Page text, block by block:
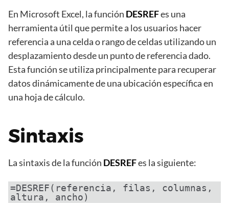
En Microsoft Excel, la función DESREFes una
herramienta útil que permite a los usuarios hacer
referencia a una celda o rango de celdas utilizando un
desplazamiento desde un punto de referencia dado.
Esta función se utiliza principalmente para recuperar
datos dinámicamente de una ubicación específica en
una hoja de cálculo.
Sintaxis
La sintaxis de la función DESREFes la siguiente:
=DESREF(referencia, filas, columnas,
altura, ancho)